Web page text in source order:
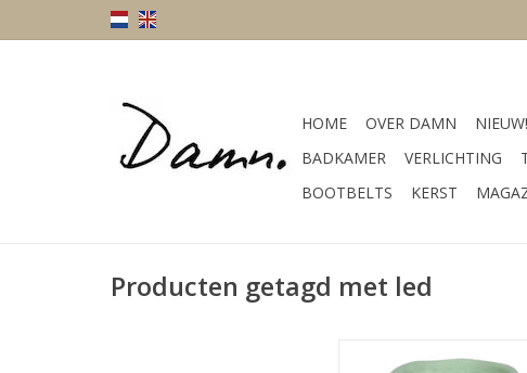
HOME OVER DAMN NIEUW!
BADKAMER
VERLICHTING
BOOTBELTS
KERST
Producten getagd met led